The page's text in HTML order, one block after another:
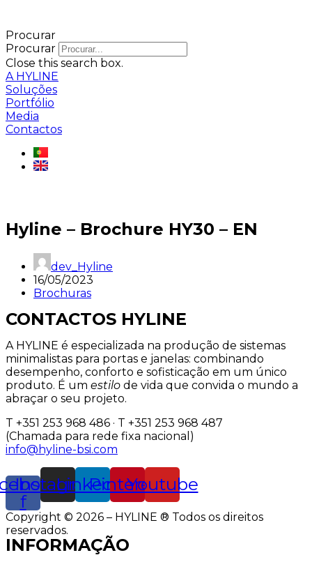
Procurar
Procurar
Close this search box.
A HYLINE
Soluções
Portfólio
Media
Contactos
Hyline – Brochure HY30 – EN
dev_Hyline
16/05/2023
Brochuras
CONTACTOS HYLINE
A HYLINE é especializada na produção de sistemas
minimalistas para portas e janelas: combinando
desempenho, conforto e sofisticação em um único
produto. É um estilo de vida que convida o mundo a
abraçar o seu projeto.
T +351 253 968 486 · T +351 253 968 487
(Chamada para rede fixa nacional)
info@hyline-bsi.com
f
Instagram
Linkedin
Pinterest
Youtube
Copyright © 2026 – HYLINE ® Todos os direitos
reservados.
INFORMAÇÃO